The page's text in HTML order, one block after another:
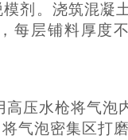
剂。浇筑混凝
每层铺料厚度
高压水枪将气泡
气泡密集区打磨